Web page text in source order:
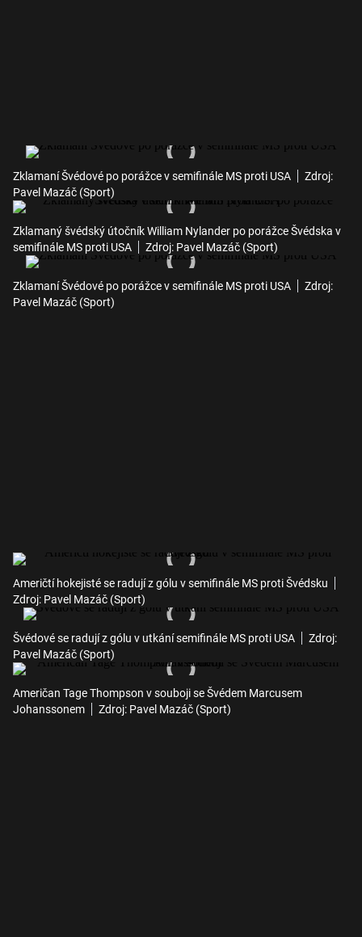
Zklamaní Švédové po porážce v semifinále MS proti USA
Zdroj:
Pavel Mazáč (Sport)
Zklamaný švédský útočník William Nylander po porážce Švédska v
semifinále MS proti USA
Zdroj: Pavel Mazáč (Sport)
Zklamaní Švédové po porážce v semifinále MS proti USA
Zdroj:
Pavel Mazáč (Sport)
Američtí hokejisté se radují z gólu v semifinále MS proti Švédsku
Zdroj: Pavel Mazáč (Sport)
Švédové se radují z gólu v utkání semifinále MS proti USA
Zdroj:
Pavel Mazáč (Sport)
Američan Tage Thompson v souboji se Švédem Marcusem
Johanssonem
Zdroj: Pavel Mazáč (Sport)